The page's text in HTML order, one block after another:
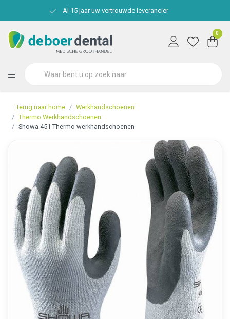
Al 15 jaar uw vertrouwde leverancier
0
Terug naar home
Werkhandschoenen
Thermo Werkhandschoenen
Showa 451 Thermo werkhandschoenen